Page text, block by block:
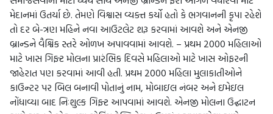
મેદાનમાં ઉતર્યા છે. તેમણે વિશ્વાસ વ્યક્ત કર્યો હતો કે ભગવાનની કૃપા રહેશે
તો દર બે-ત્રણ મહિને નવા આઉટલેટ શરૂ કરવામાં આવશે અને એનજી
બ્રાન્ડને વૈશ્વિક સ્તરે ઓળખ અપાવવામાં આવશે. – પ્રથમ 2000 મહિલાઓ
માટે ખાસ ગિફ્ટ મોલના પ્રારંભિક દિવસે મહિલાઓ માટે ખાસ ઓફરની
જાહેરાત પણ કરવામાં આવી હતી. પ્રથમ 2000 મહિલા મુલાકાતીઓને
કાઉન્ટર પર બિલ બનાવી પોતાનું નામ, મોબાઇલ નંબર અને ઇમેઇલ
નોંધાવ્યા બાદ નિઃશુલ્ક ગિફ્ટ આપવામાં આવશે. એનજી મોલના ઉદ્ઘાટન